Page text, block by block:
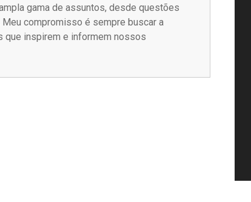
gama de assuntos, desde questões
compromisso é sempre buscar a
que inspirem e informem nossos